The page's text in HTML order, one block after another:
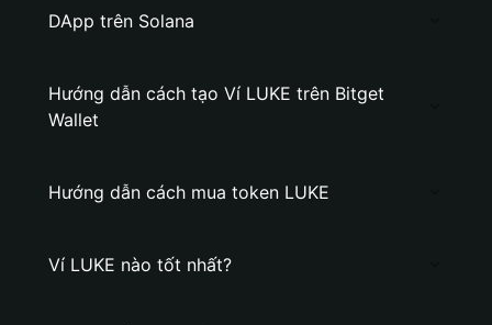
DApp trên Solana
Hướng dẫn cách tạo Ví LUKE trên Bitget
Wallet
Hướng dẫn cách mua token LUKE
Ví LUKE nào tốt nhất?